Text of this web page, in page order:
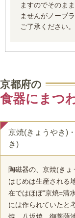
ますのでそのま
ませんがノーブ
ご了承ください。
京都府の
食器にまつ
京焼(きょうやき)
き)
陶磁器の、京焼(きょ
はじめは生産される
在ではほぼ”京焼=清
には作られていたと
焼、八坂焼、御菩薩